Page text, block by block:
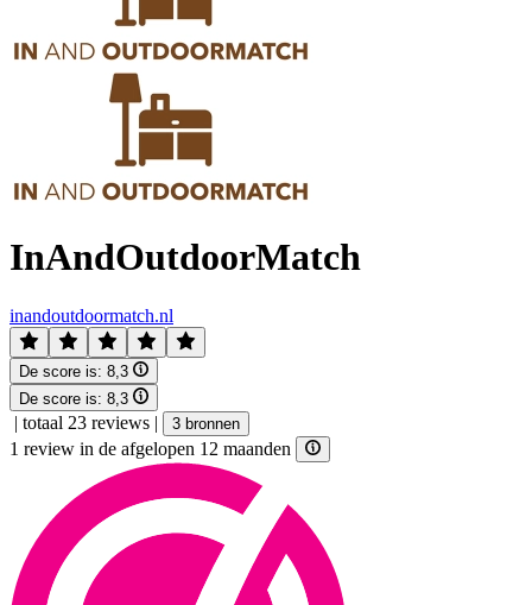
InAndOutdoorMatch
inandoutdoormatch.nl
De score is: 8,3
De score is: 8,3
| totaal 23 reviews | 3 bronnen
1 review in de afgelopen 12 maanden